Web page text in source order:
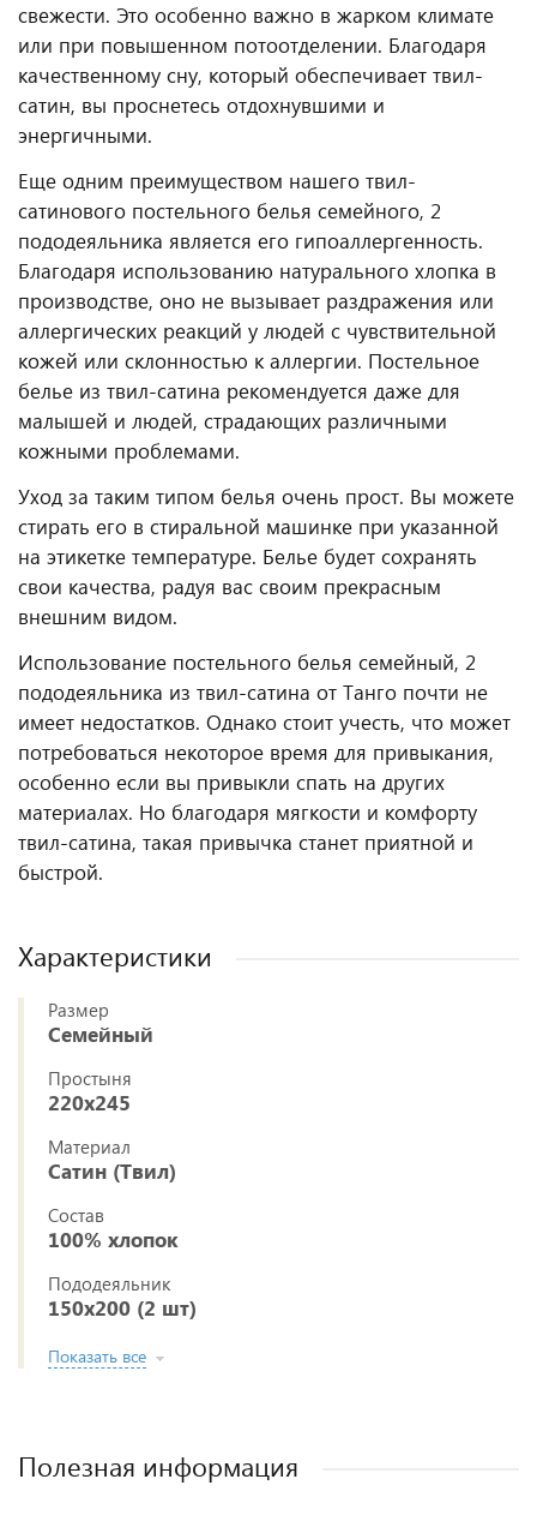
свежести. Это особенно важно в жарком климате
или при повышенном потоотделении. Благодаря
качественному сну, который обеспечивает твил-
сатин, вы проснетесь отдохнувшими и
энергичными.
Еще одним преимуществом нашего твил-
сатинового постельного белья семейного, 2
пододеяльника является его гипоаллергенность.
Благодаря использованию натурального хлопка в
производстве, оно не вызывает раздражения или
аллергических реакций у людей с чувствительной
кожей или склонностью к аллергии. Постельное
белье из твил-сатина рекомендуется даже для
малышей и людей, страдающих различными
кожными проблемами.
Уход за таким типом белья очень прост. Вы можете
стирать его в стиральной машинке при указанной
на этикетке температуре. Белье будет сохранять
свои качества, радуя вас своим прекрасным
внешним видом.
Использование постельного белья семейный, 2
пододеяльника из твил-сатина от Танго почти не
имеет недостатков. Однако стоит учесть, что может
потребоваться некоторое время для привыкания,
особенно если вы привыкли спать на других
материалах. Но благодаря мягкости и комфорту
твил-сатина, такая привычка станет приятной и
быстрой.
Характеристики
Размер
Семейный
Простыня
220x245
Материал
Сатин (Твил)
Состав
100% хлопок
Пододеяльник
150x200 (2 шт)
Показать все
Полезная информация